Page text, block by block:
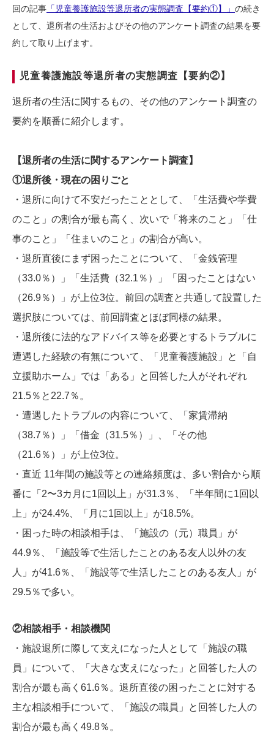
回の記事 「児童養護施設等退所者の実態調査【要約①】」 の続き
として、退所者の生活およびその他のアンケート調査の結果を要
約して取り上げます。
児童養護施設等退所者の実態調査【要約②】
退所者の生活に関するもの、その他のアンケート調査の
要約を順番に紹介します。
【退所者の生活に関するアンケート調査】
①退所後・現在の困りごと
・退所に向けて不安だったこととして、「生活費や学費
のこと」の割合が最も高く、次いで「将来のこと」「仕
事のこと」「住まいのこと」の割合が高い。
・退所直後にまず困ったことについて、「金銭管理
（33.0％）」「生活費（32.1％）」「困ったことはない
（26.9％）」が上位3位。前回の調査と共通して設置した
選択肢については、前回調査とほぼ同様の結果。
・退所後に法的なアドバイス等を必要とするトラブルに
遭遇した経験の有無について、「児童養護施設」と「自
立援助ホーム」では「ある」と回答した人がそれぞれ
21.5％と22.7％。
・遭遇したトラブルの内容について、「家賃滞納
（38.7％）」「借金（31.5％）」、「その他
（21.6％）」が上位3位。
・直近 11年間の施設等との連絡頻度は、多い割合から順
番に「2〜3カ月に1回以上」が31.3％、「半年間に1回以
上」が24.4%、「月に1回以上」が18.5%。
・困った時の相談相手は、「施設の（元）職員」が
44.9％、「施設等で生活したことのある友人以外の友
人」が41.6％、「施設等で生活したことのある友人」が
29.5％で多い。
②相談相手・相談機関
・施設退所に際して支えになった人として「施設の職
員」について、「大きな支えになった」と回答した人の
割合が最も高く61.6％。退所直後の困ったことに対する
主な相談相手について、「施設の職員」と回答した人の
割合が最も高く49.8％。